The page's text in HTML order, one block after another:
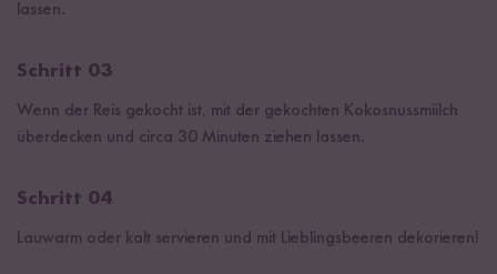
lassen.
Schritt 03
Wenn der Reis gekocht ist, mit der gekochten Kokosnussmiilch
überdecken und circa 30 Minuten ziehen lassen.
Schritt 04
Lauwarm oder kalt servieren und mit Lieblingsbeeren dekorieren!